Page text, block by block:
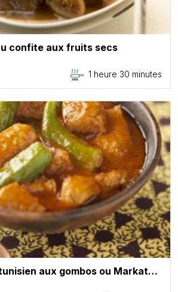
confite aux fruits secs
1 heure 30 minutes
aux gombos ou Markat…